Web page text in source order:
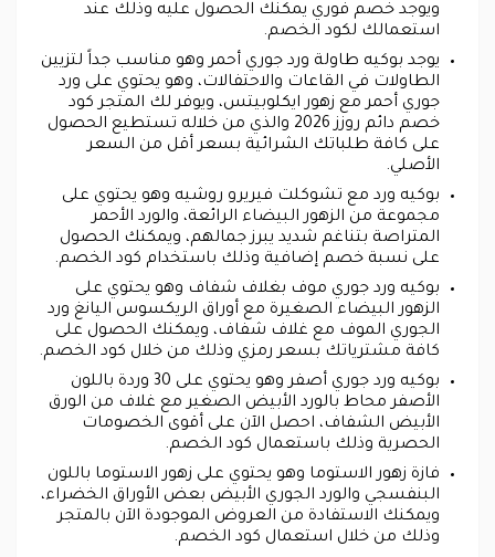
ويوجد خصم فوري يمكنك الحصول عليه وذلك عند
استعمالك لكود الخصم.
يوجد بوكيه طاولة ورد جوري أحمر وهو مناسب جداً لتزيين
الطاولات في القاعات والاحتفالات، وهو يحتوي على ورد
جوري أحمر مع زهور ايكلوبيتس، ويوفر لك المتجر كود
خصم دائم روزز 2026 والذي من خلاله تستطيع الحصول
على كافة طلباتك الشرائية بسعر أقل من السعر
الأصلي.
بوكيه ورد مع تشوكلت فيريرو روشيه وهو يحتوي على
مجموعة من الزهور البيضاء الرائعة، والورد الأحمر
المتراصة بتناغم شديد يبرز جمالهم، ويمكنك الحصول
على نسبة خصم إضافية وذلك باستخدام كود الخصم.
بوكيه ورد جوري موف بغلاف شفاف وهو يحتوي على
الزهور البيضاء الصغيرة مع أوراق الريكسوس اليانغ ورد
الجوري الموف مع غلاف شفاف، ويمكنك الحصول على
كافة مشترياتك بسعر رمزي وذلك من خلال كود الخصم.
بوكيه ورد جوري أصفر وهو يحتوي على 30 وردة باللون
الأصفر محاط بالورد الأبيض الصغير مع غلاف من الورق
الأبيض الشفاف، احصل الآن على أقوى الخصومات
الحصرية وذلك باستعمال كود الخصم.
فازة زهور الاستوما وهو يحتوي على زهور الاستوما باللون
البنفسجي والورد الجوري الأبيض بعض الأوراق الخضراء،
ويمكنك الاستفادة من العروض الموجودة الآن بالمتجر
وذلك من خلال استعمال كود الخصم.